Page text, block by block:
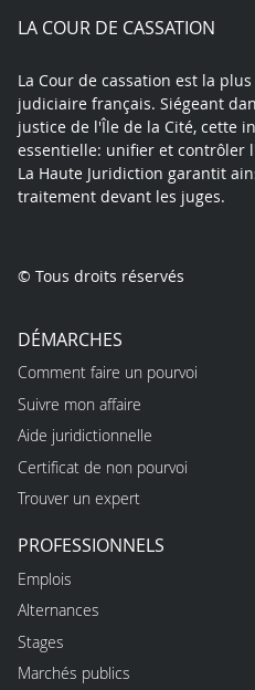
LA COUR DE CASSATION
La Cour de cassation est la
judiciaire français. Siégeant
justice de l'Île de la Cité, cette
essentielle: unifier et contrôler
La Haute Juridiction garantit
traitement devant les juges.
© Tous droits réservés
DÉMARCHES
Comment faire un pourvoi
Suivre mon affaire
Aide juridictionnelle
Certificat de non pourvoi
Trouver un expert
PROFESSIONNELS
Emplois
Alternances
Stages
Marchés publics